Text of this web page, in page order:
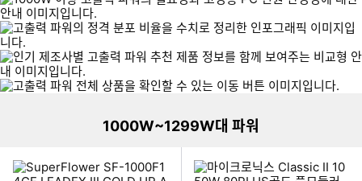
1000W~1299W대 파워